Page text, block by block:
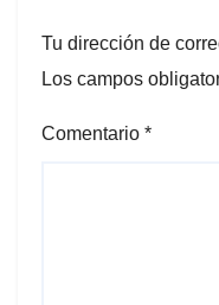
Tu dirección de
Los campos
Comentario *